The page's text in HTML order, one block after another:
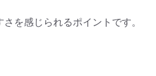
を感じられるポイントです。